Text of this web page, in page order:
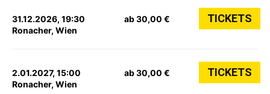
31.12.2026, 19:30
Ronacher, Wien
ab 30,00 € TICKETS
2.01.2027, 15:00
Ronacher, Wien
ab 30,00 € TICKETS